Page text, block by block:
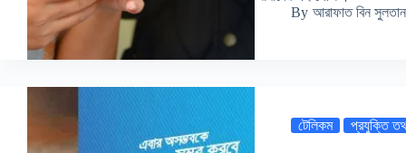
By আরাফাত বিন সুলতান
টেলিকম প্রযুক্তি